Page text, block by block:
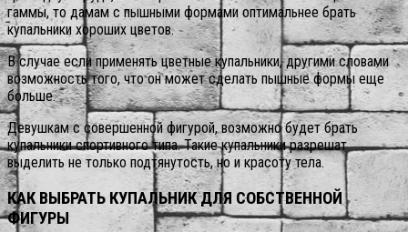
гаммы, то дамам с пышными формами оптимальнее брать
купальники хороших цветов.
В случае если применять цветные купальники, другими словами
возможность того, что он может сделать пышные формы еще
больше.
Девушкам с совершенной фигурой, возможно будет брать
купальники спортивного типа. Такие купальники разрешат
выделить не только подтянутость, но и красоту тела.
КАК ВЫБРАТЬ КУПАЛЬНИК ДЛЯ СОБСТВЕННОЙ
ФИГУРЫ